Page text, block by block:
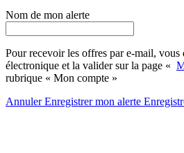
Nom de mon alerte
Pour recevoir les offres par e-mail, vous
électronique et la valider sur la page «
rubrique « Mon compte »
AnnulerEnregistrer mon alerte